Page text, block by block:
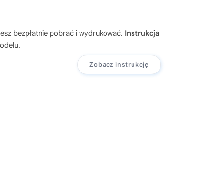
bezpłatnie pobrać i wydrukować. Instrukcja
Zobacz instrukcję